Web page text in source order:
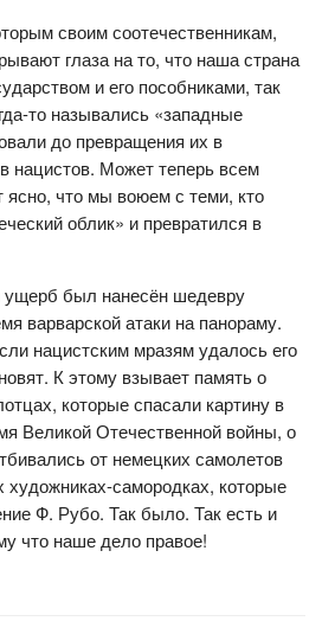
своим соотечественникам,
глаза на то, что наша страна
и его пособниками, так
то назывались «западные
до превращения их в
нацистов. Может теперь всем
что мы воюем с теми, кто
облик» и превратился в
ущерб был нанесён шедевру
варварской атаки на панораму.
нацистским мразям удалось его
К этому взывает память о
которые спасали картину в
Великой Отечественной войны, о
от немецких самолетов
самородках, которые
Ф. Рубо. Так было. Так есть и
что наше дело правое!